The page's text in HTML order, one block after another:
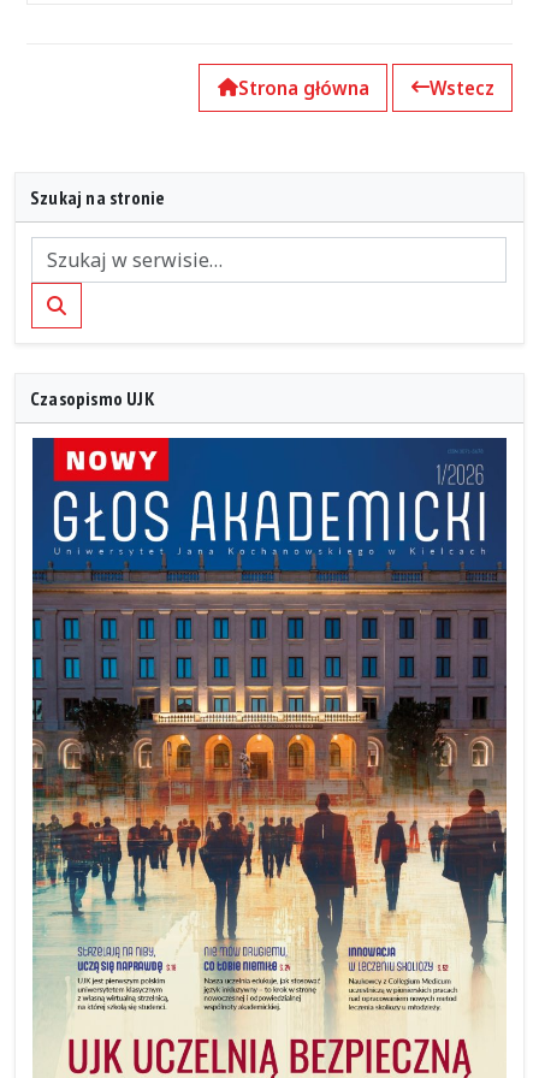
Strona główna Wstecz
Szukaj na stronie
Szukaj
Czasopismo UJK